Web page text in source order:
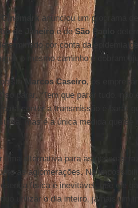
Cinemarkanunciou um programa
de Janeiroe deSão Paulo
por conta da epidemia de
o mesmo caminho e cobram
Marcos Caseiro, os
parar. “Tem que parar tudo,
para conter a transmissão é parar
mas é a única medida que
uma alternativa para as pessoas
as aglomerações. Na
física é inevitável, que ele
utilizar o dia inteiro, jamais um